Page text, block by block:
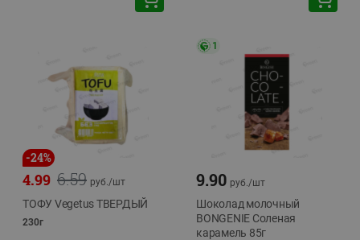
-24%
6.59
4.99 руб./шт
ТОФУ Vegetus ТВЕРДЫЙ
230г
1
9.90 руб./шт
Шоколад молочный
BONGENIE Соленая
карамель 85г